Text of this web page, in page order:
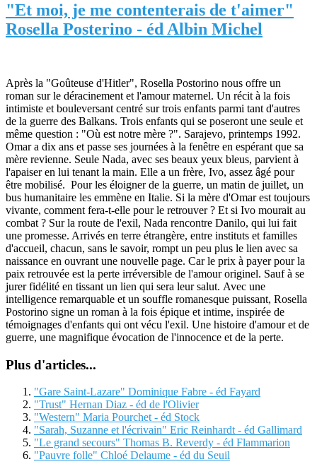
"Et moi, je me contenterais de t'aimer"
Rosella Posterino - éd Albin Michel
Après la "Goûteuse d'Hitler", Rosella Postorino nous offre un
roman sur le déracinement et l'amour maternel. Un récit à la fois
intimiste et bouleversant centré sur trois enfants parmi tant d'autres
de la guerre des Balkans. Trois enfants qui se poseront une seule et
même question : "Où est notre mère ?". Sarajevo, printemps 1992.
Omar a dix ans et passe ses journées à la fenêtre en espérant que sa
mère revienne. Seule Nada, avec ses beaux yeux bleus, parvient à
l'apaiser en lui tenant la main. Elle a un frère, Ivo, assez âgé pour
être mobilisé. Pour les éloigner de la guerre, un matin de juillet, un
bus humanitaire les emmène en Italie. Si la mère d'Omar est toujours
vivante, comment fera-t-elle pour le retrouver ? Et si Ivo mourait au
combat ? Sur la route de l'exil, Nada rencontre Danilo, qui lui fait
une promesse. Arrivés en terre étrangère, entre instituts et familles
d'accueil, chacun, sans le savoir, rompt un peu plus le lien avec sa
naissance en ouvrant une nouvelle page. Car le prix à payer pour la
paix retrouvée est la perte irréversible de l'amour originel. Sauf à se
jurer fidélité en tissant un lien qui sera leur salut. Avec une
intelligence remarquable et un souffle romanesque puissant, Rosella
Postorino signe un roman à la fois épique et intime, inspirée de
témoignages d'enfants qui ont vécu l'exil. Une histoire d'amour et de
guerre, une magnifique évocation de l'innocence et de la perte.
Plus d'articles...
"Gare Saint-Lazare" Dominique Fabre - éd Fayard
"Trust" Hernan Diaz - éd de l'Olivier
"Western" Maria Pourchet - éd Stock
"Sarah, Suzanne et l'écrivain" Eric Reinhardt - éd Gallimard
"Le grand secours" Thomas B. Reverdy - éd Flammarion
"Pauvre folle" Chloé Delaume - éd du Seuil